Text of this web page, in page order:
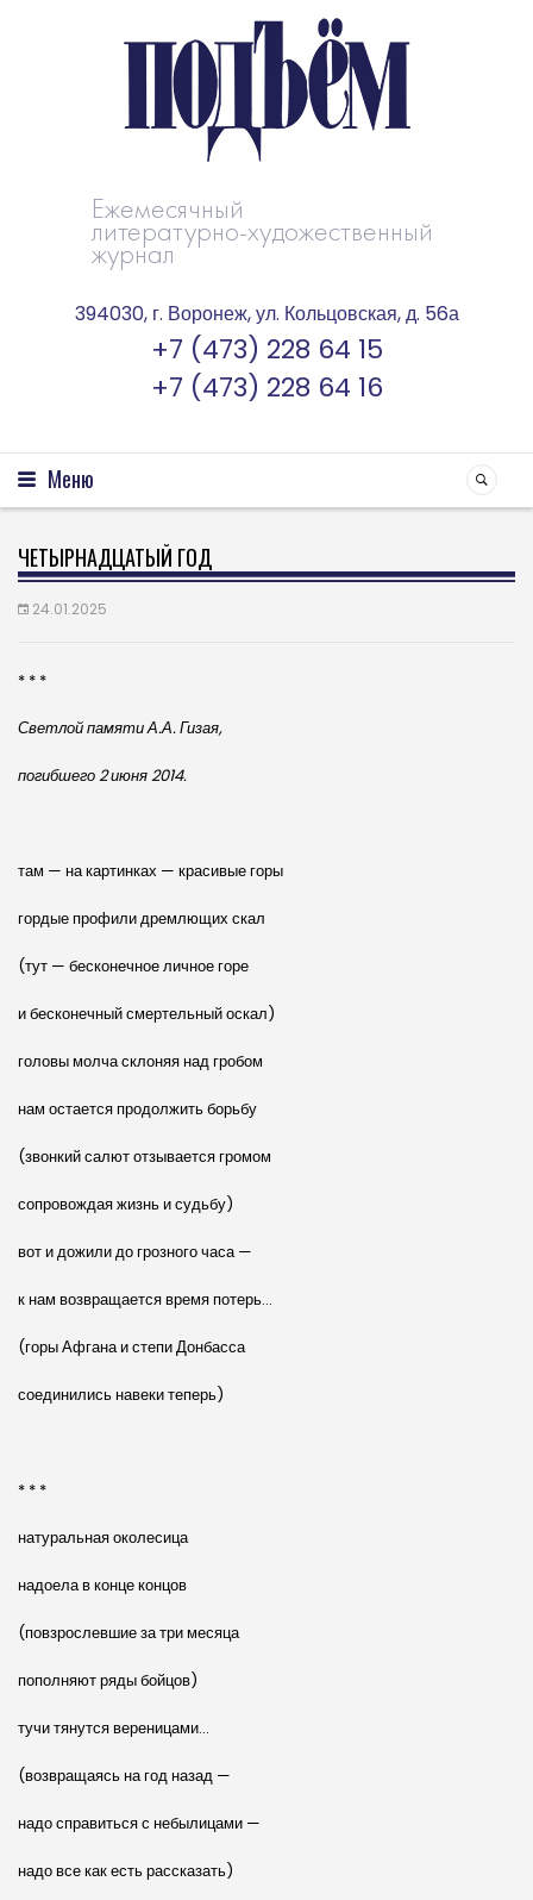
Ежемесячный
литературно-художественный
журнал
394030, г. Воронеж, ул. Кольцовская, д. 56а
+7 (473) 228 64 15
+7 (473) 228 64 16
Меню
ЧЕТЫРНАДЦАТЫЙ ГОД
24.01.2025
* * *
Светлой памяти А.А. Гизая,
погибшего 2 июня 2014.
там — на картинках — красивые горы
гордые профили дремлющих скал
(тут — бесконечное личное горе
и бесконечный смертельный оскал)
головы молча склоняя над гробом
нам остается продолжить борьбу
(звонкий салют отзывается громом
сопровождая жизнь и судьбу)
вот и дожили до грозного часа —
к нам возвращается время потерь…
(горы Афгана и степи Донбасса
соединились навеки теперь)
* * *
натуральная околесица
надоела в конце концов
(повзрослевшие за три месяца
пополняют ряды бойцов)
тучи тянутся вереницами…
(возвращаясь на год назад —
надо справиться с небылицами —
надо все как есть рассказать)